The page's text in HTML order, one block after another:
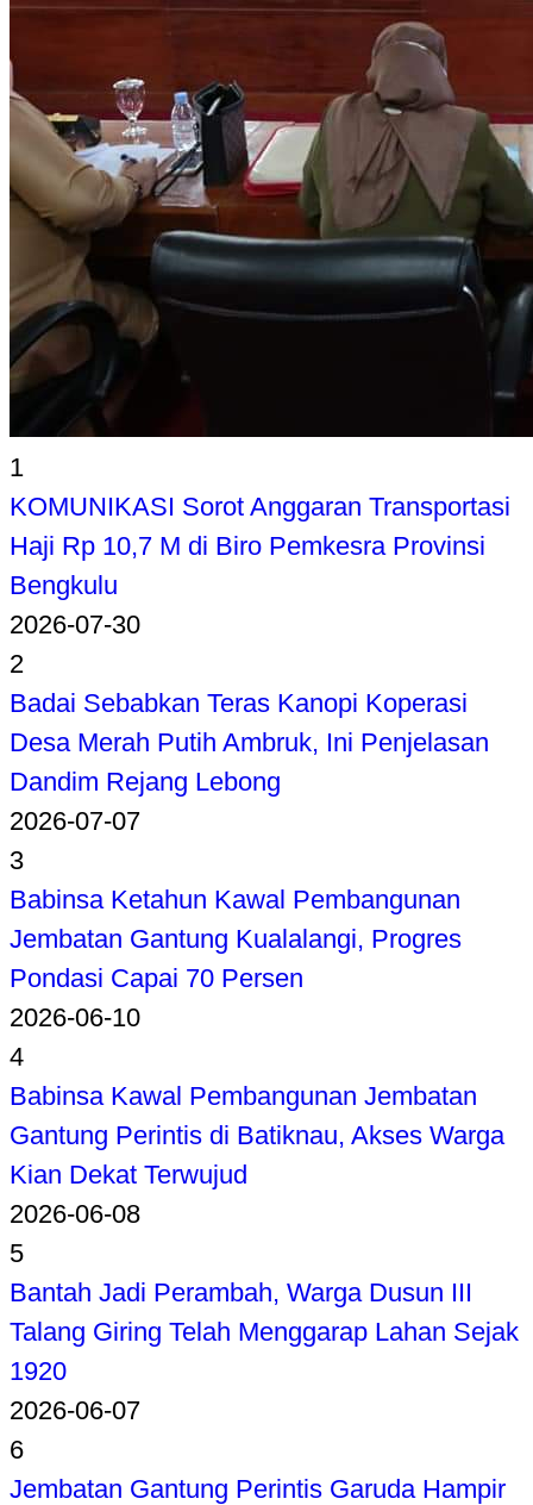
1
KOMUNIKASI Sorot Anggaran Transportasi
Haji Rp 10,7 M di Biro Pemkesra Provinsi
Bengkulu
2026-07-30
2
Badai Sebabkan Teras Kanopi Koperasi
Desa Merah Putih Ambruk, Ini Penjelasan
Dandim Rejang Lebong
2026-07-07
3
Babinsa Ketahun Kawal Pembangunan
Jembatan Gantung Kualalangi, Progres
Pondasi Capai 70 Persen
2026-06-10
4
Babinsa Kawal Pembangunan Jembatan
Gantung Perintis di Batiknau, Akses Warga
Kian Dekat Terwujud
2026-06-08
5
Bantah Jadi Perambah, Warga Dusun III
Talang Giring Telah Menggarap Lahan Sejak
1920
2026-06-07
6
Jembatan Gantung Perintis Garuda Hampir